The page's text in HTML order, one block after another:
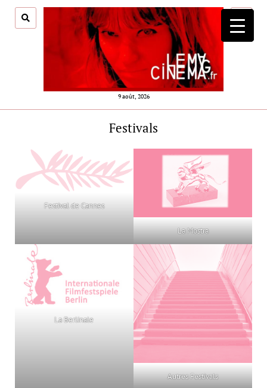
9 août, 2026
menu
Festivals
Festival de Cannes
La Mostra
La Berlinale
Autres Festivals